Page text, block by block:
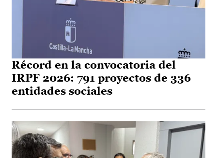
Récord en la convocatoria del
IRPF 2026: 791 proyectos de 336
entidades sociales